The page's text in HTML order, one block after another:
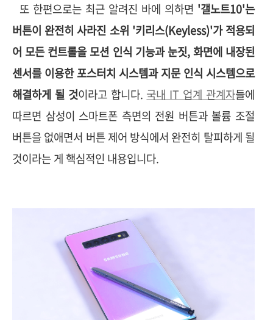
또 한편으로는 최근 알려진 바에 의하면 '갤노트10'는
버튼이 완전히 사라진 소위 '키리스(Keyless)'가 적용되
어 모든 컨트롤을 모션 인식 기능과 눈짓, 화면에 내장된
센서를 이용한 포스터치 시스템과 지문 인식 시스템으로
해결하게 될 것이라고 합니다. 국내 IT 업계 관계자들에
따르면 삼성이 스마트폰 측면의 전원 버튼과 볼륨 조절
버튼을 없애면서 버튼 제어 방식에서 완전히 탈피하게 될
것이라는 게 핵심적인 내용입니다.